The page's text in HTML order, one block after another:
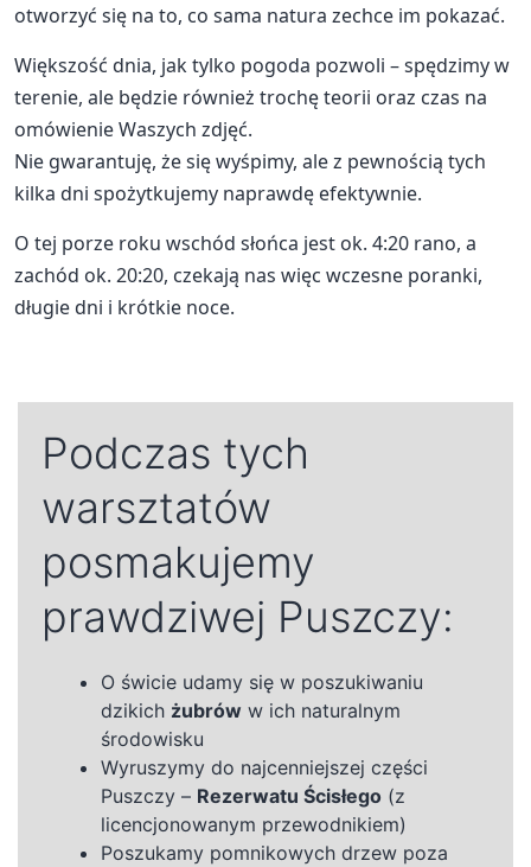
otworzyć się na to, co sama natura zechce im pokazać.
Większość dnia, jak tylko pogoda pozwoli – spędzimy w
terenie, ale będzie również trochę teorii oraz czas na
omówienie Waszych zdjęć.
Nie gwarantuję, że się wyśpimy, ale z pewnością tych
kilka dni spożytkujemy naprawdę efektywnie.
O tej porze roku wschód słońca jest ok. 4:20 rano, a
zachód ok. 20:20, czekają nas więc wczesne poranki,
długie dni i krótkie noce.
Podczas tych
warsztatów
posmakujemy
prawdziwej Puszczy:
O świcie udamy się w poszukiwaniu
dzikich żubrów w ich naturalnym
środowisku
Wyruszymy do najcenniejszej części
Puszczy – Rezerwatu Ścisłego(z
licencjonowanym przewodnikiem)
Poszukamy pomnikowych drzew poza